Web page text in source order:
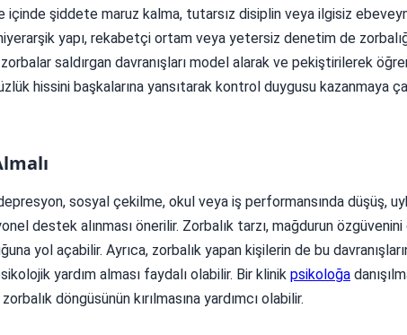
içinde şiddete maruz kalma, tutarsız disiplin veya ilgisiz
yapı, rekabetçi ortam veya yetersiz denetim de
saldırgan davranışları model alarak ve pekiştirilerek
hissini başkalarına yansıtarak kontrol duygusu kazanmaya
sosyal çekilme, okul veya iş performansında düşüş,
destek alınması önerilir. Zorbalık tarzı, mağdurun
yol açabilir. Ayrıca, zorbalık yapan kişilerin de bu
yardım alması faydalı olabilir. Bir klinik psikoloğa
döngüsünün kırılmasına yardımcı olabilir.